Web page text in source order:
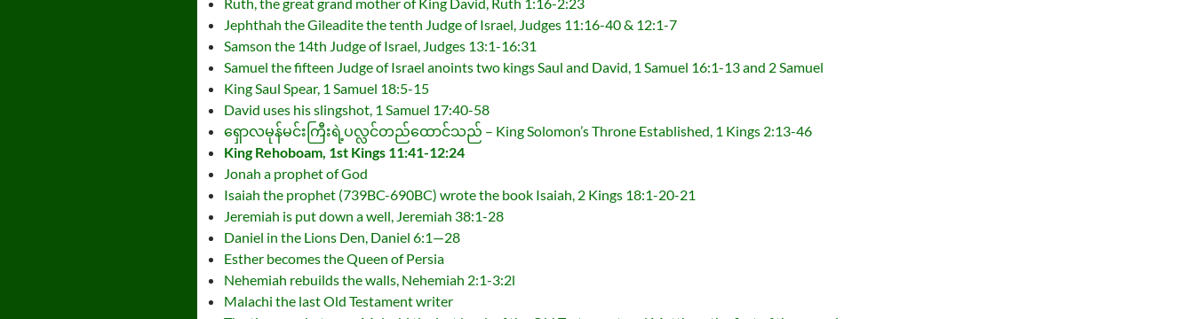
Jephthah the Gileadite the tenth Judge of Israel, Judges 11:16-40 & 12:1-7
Samson the 14th Judge of Israel, Judges 13:1-16:31
Samuel the fifteen Judge of Israel anoints two kings Saul and David, 1 Samuel 16:1-13 and 2 Samuel
King Saul Spear, 1 Samuel 18:5-15
David uses his slingshot, 1 Samuel 17:40-58
ရှောလမုန်မင်းကြီးရဲ့ပလ္လင်တည်ထောင်သည် – King Solomon’s Throne Established, 1 Kings 2:13-46
King Rehoboam, 1st Kings 11:41-12:24
Jonah a prophet of God
Isaiah the prophet (739BC-690BC) wrote the book Isaiah, 2 Kings 18:1-20-21
Jeremiah is put down a well, Jeremiah 38:1-28
Daniel in the Lions Den, Daniel 6:1—28
Esther becomes the Queen of Persia
Nehemiah rebuilds the walls, Nehemiah 2:1-3:2l
Malachi the last Old Testament writer